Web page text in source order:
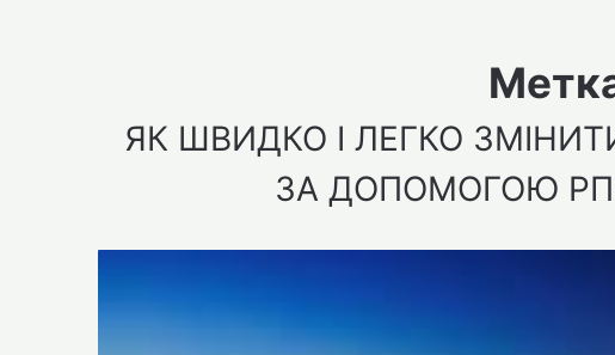
ЯК ШВИДКО І ЛЕГКО
ЗА ДОПОМОГОЮ